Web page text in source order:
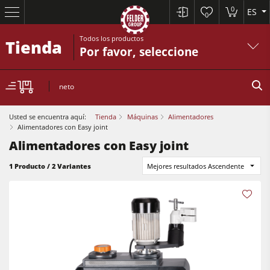
0
0 ES
Sierras circulares y escuadradoras
Combinadas de 5 operaciones
Centros CNC
Sierras circulares y escuadradoras
Cepilladoras-regruesadoras
Tienda Todos los productos
Por favor, seleccione
neto
Usted se encuentra aquí: Tienda Máquinas
Alimentadores
Alimentadores con Easy joint
Alimentadores con Easy joint
1 Producto / 2 Variantes Mejores resultados Ascendente